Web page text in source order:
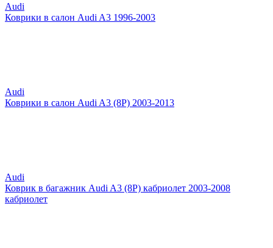
Audi
Коврики в салон Audi A3 1996-2003
Audi
Коврики в салон Audi A3 (8P) 2003-2013
Audi
Коврик в багажник Audi A3 (8P) кабриолет 2003-2008
кабриолет